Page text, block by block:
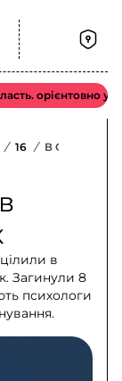
у
/ 16 / В Одесі
в
Загинули 8
психологи